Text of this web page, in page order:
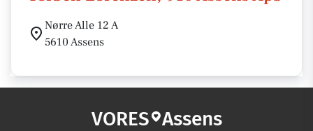
Nørre Alle 12 A
5610 Assens
VORES Assens